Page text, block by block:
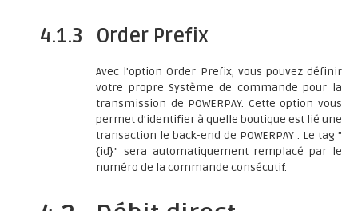
4.1.3 Order Prefix
Avec l'option Order Prefix, vous pouvez définir
votre propre Système de commande pour la
transmission de POWERPAY. Cette option vous
permet d'identifier à quelle boutique est lié une
transaction le back-end de POWERPAY . Le tag "
{id}" sera automatiquement remplacé par le
numéro de la commande consécutif.